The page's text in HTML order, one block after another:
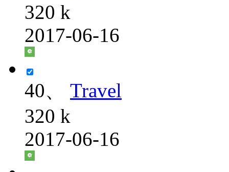
320 k
2017-06-16
40、
Travel
320 k
2017-06-16